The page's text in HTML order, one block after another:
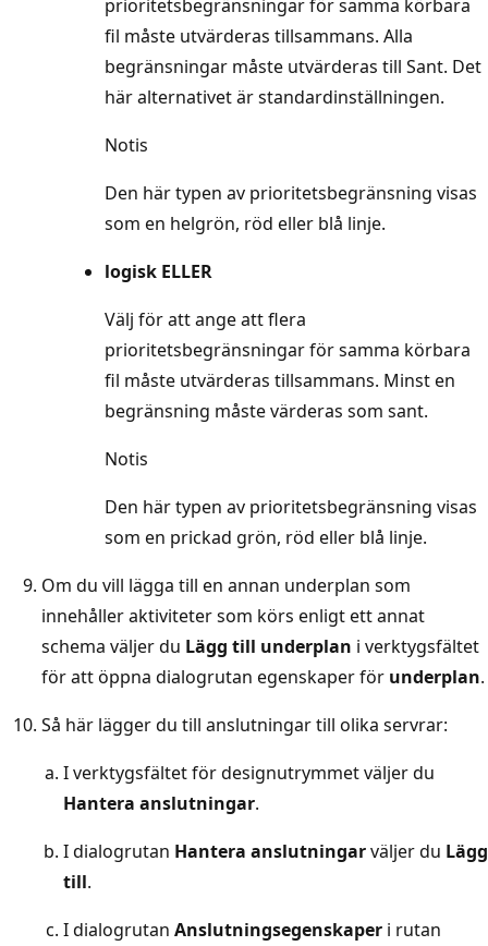
prioritetsbegränsningar för samma körbara
fil måste utvärderas tillsammans. Alla
begränsningar måste utvärderas till Sant. Det
här alternativet är standardinställningen.
Notis
Den här typen av prioritetsbegränsning visas
som en helgrön, röd eller blå linje.
logisk ELLER
Välj för att ange att flera
prioritetsbegränsningar för samma körbara
fil måste utvärderas tillsammans. Minst en
begränsning måste värderas som sant.
Notis
Den här typen av prioritetsbegränsning visas
som en prickad grön, röd eller blå linje.
Om du vill lägga till en annan underplan som
innehåller aktiviteter som körs enligt ett annat
schema väljer du Lägg till underplan i verktygsfältet
för att öppna dialogrutan egenskaper för underplan.
Så här lägger du till anslutningar till olika servrar:
I verktygsfältet för designutrymmet väljer du
Hantera anslutningar.
I dialogrutan Hantera anslutningarväljer du Lägg
till.
I dialogrutan Anslutningsegenskaper i rutan